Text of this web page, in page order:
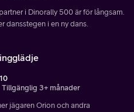
i Dinorally 500 är för långsam.
dansstegen i en ny dans.
Tillgänglig 3+ månader
jägaren Orion och andra